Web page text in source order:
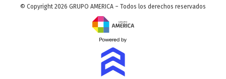
© Copyright 2026 GRUPO AMERICA – Todos los derechos reservados